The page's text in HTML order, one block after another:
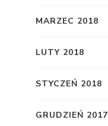
MARZEC 2018
LUTY 2018
STYCZEŃ 2018
GRUDZIEŃ 2017